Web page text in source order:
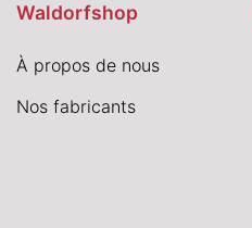
Waldorfshop
À propos de nous
Nos fabricants